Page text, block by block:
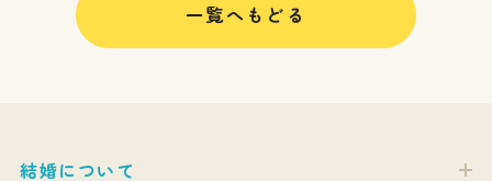
一覧へもどる
結婚について